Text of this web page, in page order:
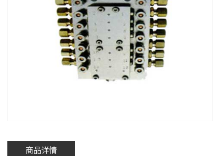
商品详情